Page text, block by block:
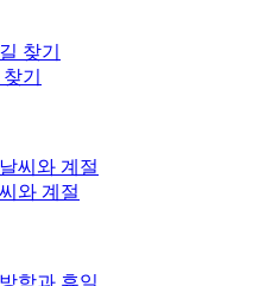
기
와 계절